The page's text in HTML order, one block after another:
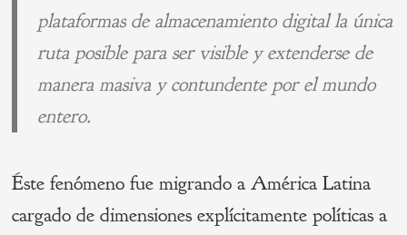
plataformas de almacenamiento digital la única
ruta posible para ser visible y extenderse de
manera masiva y contundente por el mundo
entero.
Éste fenómeno fue migrando a América Latina
cargado de dimensiones explícitamente políticas a